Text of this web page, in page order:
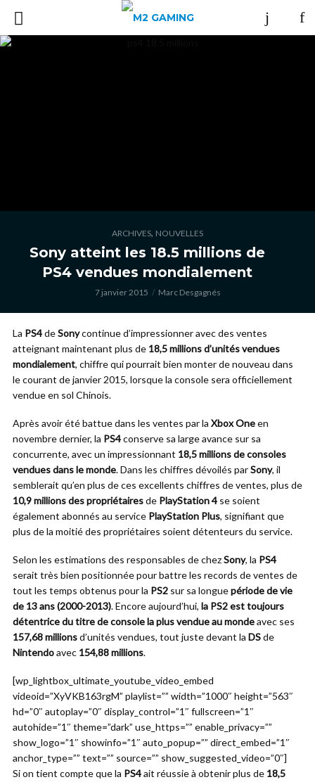
ARCHIVES, NOUVELLES
Sony atteint les 18.5 millions de
PS4 vendues mondialement
7 janvier 2015 Marc Desgagnés
La PS4deSonycontinue d’impressionner avec des ventes
atteignant maintenant plus de 18,5 millions d’unités vendues
mondialement, chiffre qui pourrait bien monter de nouveau dans
le courant de janvier 2015, lorsque la console sera officiellement
vendue en sol Chinois.
Après avoir été battue dans les ventes par la Xbox Oneen
novembre dernier, la PS4conserve sa large avance sur sa
concurrente, avec un impressionnant 18,5 millions de consoles
vendues dans le monde. Dans les chiffres dévoilés parSony, il
semblerait qu’en plus de ces excellents chiffres de ventes, plus de
10,9 millions des propriétairesde PlayStation 4 se soient
également abonnés au service PlayStation Plus, signifiant que
plus de la moitié des propriétaires soient détenteurs du service.
Selon les estimations des responsables de chezSony, la PS4
serait très bien positionnée pour battre les records de ventes de
tout les temps obtenus pour la PS2 sur sa longuepériode de vie
de 13 ans (2000-2013). Encore aujourd’hui, la PS2 est toujours
détentrice du titre de console la plus vendue au mondeavec ses
157,68 millionsd’unités vendues, tout juste devant la DSde
Nintendoavec 154,88 millions.
[wp_lightbox_ultimate_youtube_video_embed
videoid=”XyVKB163rgM” playlist=”” width=”1000″ height=”563″
hd=”0″ autoplay=”0″ display_control=”1″ fullscreen=”1″
autohide=”1″ theme=”dark” use_https=”” enable_privacy=””
show_logo=”1″ showinfo=”1″ auto_popup=”” direct_embed=”1″
anchor_type=”” text=”” source=”” show_suggested_video=”0″]
Si on tient compte que la PS4ait réussie à obtenir plus de 18,5